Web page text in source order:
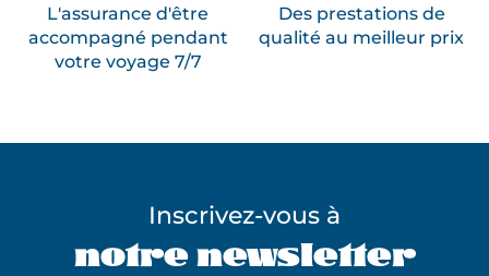
L'assurance d'être
accompagné pendant
votre voyage 7/7
Des prestations de
qualité au meilleur prix
Inscrivez-vous à
notre newsletter